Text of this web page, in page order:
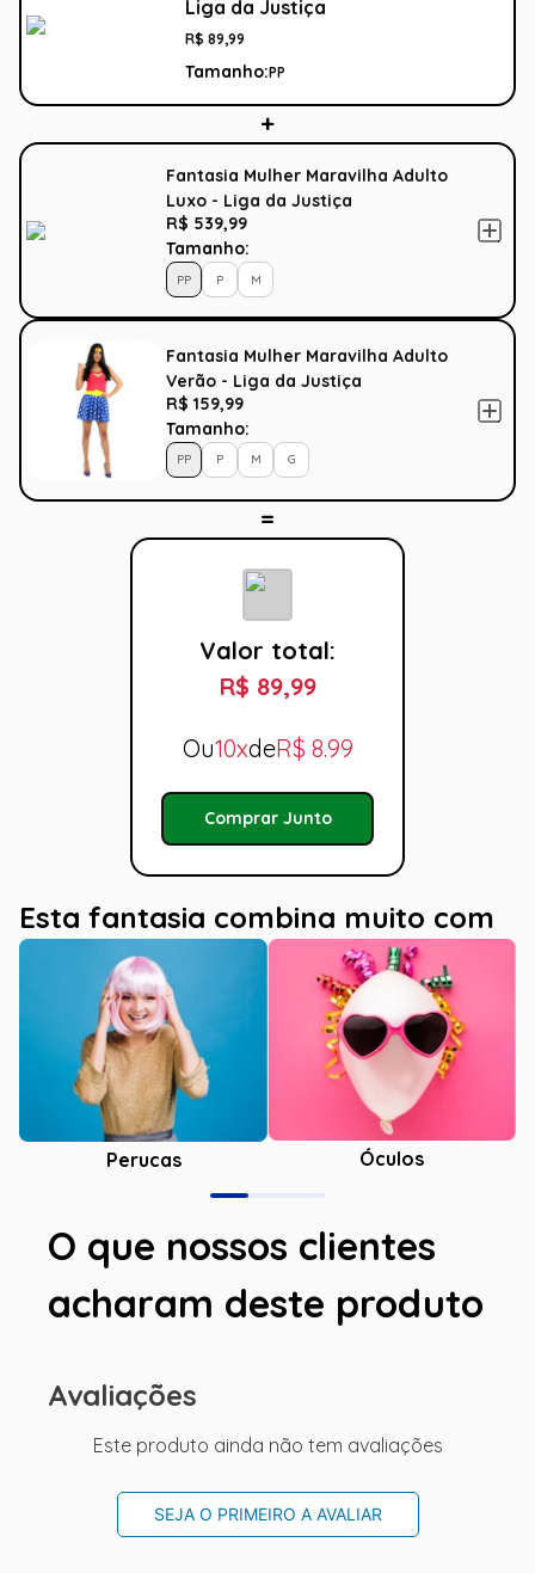
Liga da Justiça
R$ 89,99
Tamanho:PP
Fantasia Mulher Maravilha Adulto
Luxo - Liga da Justiça
R$ 539,99
Tamanho:
PP P M
Fantasia Mulher Maravilha Adulto
Verão - Liga da Justiça
R$ 159,99
Tamanho:
PP P M G
Valor total:
R$ 89,99
Ou10xdeR$ 8.99
Comprar Junto
Esta fantasia combina muito com
Perucas Óculos
O que nossos clientes
acharam deste produto
Avaliações
Este produto ainda não tem avaliações
SEJA O PRIMEIRO A AVALIAR